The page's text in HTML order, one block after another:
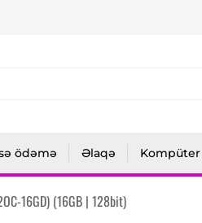
ödəmə Əlaqə
16GD) (16GB | 128bit)